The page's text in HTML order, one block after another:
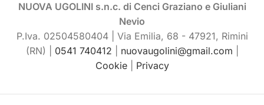
NUOVA UGOLINI s.n.c. di Cenci Graziano e Giuliani
Nevio
P.Iva. 02504580404 | Via Emilia, 68 - 47921, Rimini
(RN) | 0541 740412 nuovaugolini@gmail.com
Cookie
Privacy